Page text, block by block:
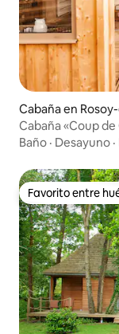
Cabaña en
Cabaña «Coup
Baño · Desayuno ·
Favorito entre
Favorito entre